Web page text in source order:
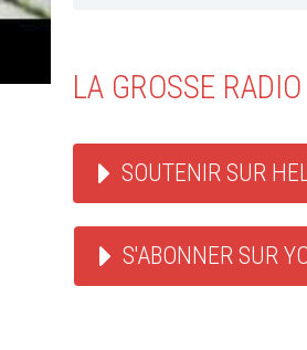
LA GROSSE RADIO
SOUTENIR SUR
S'ABONNER SUR